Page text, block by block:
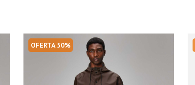
OFERTA 50%